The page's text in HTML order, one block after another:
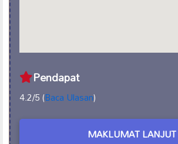
Pendapat
4.2/5 (Baca Ulasan)
MAKLUMAT LANJUT